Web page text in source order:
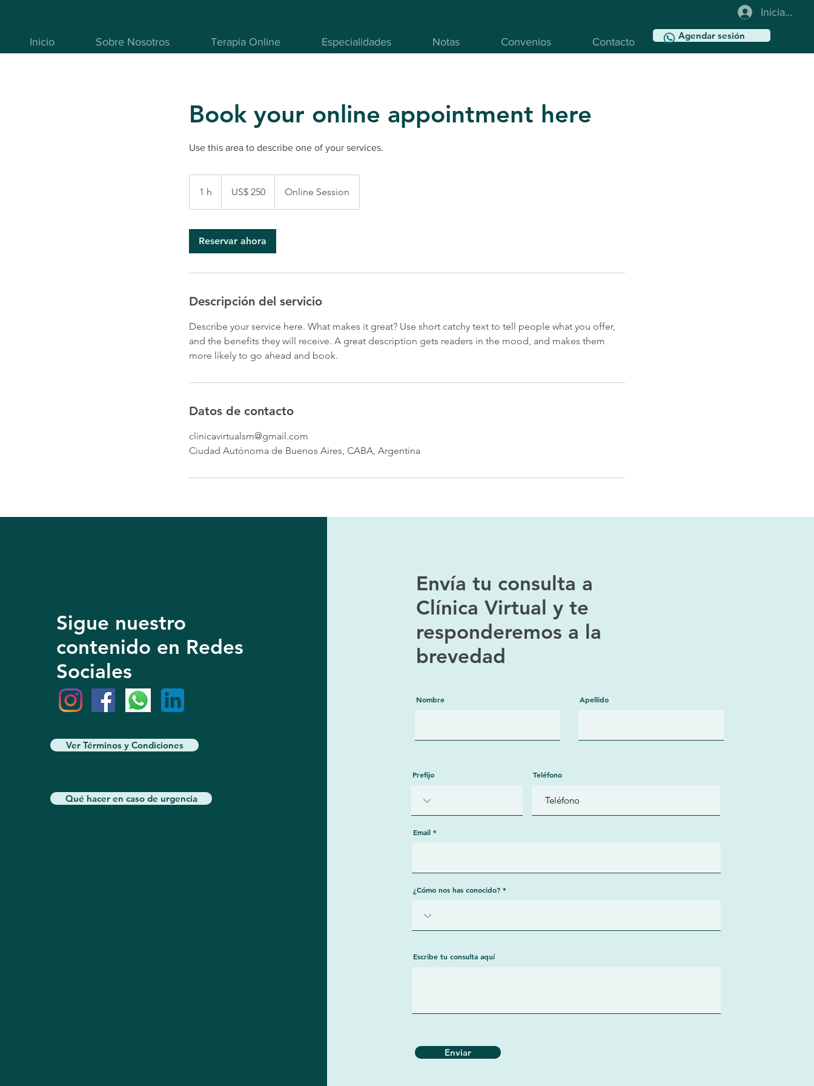
Inicio Sobre Nosotros Terapia Online Especialidades Notas Convenios Contacto
Iniciar
Agendar sesión
Book your online appointment here
Use this area to describe one of your services.
1 h
estadounidenses
US$ 250 Online Session
Reservar ahora
Descripción del servicio
Describe your service here. What makes it great? Use short catchy text to tell people what you offer,
and the benefits they will receive. A great description gets readers in the mood, and makes them
more likely to go ahead and book.
Datos de contacto
clinicavirtualsm@gmail.com
Ciudad Autónoma de Buenos Aires, CABA, Argentina
Sigue nuestro
contenido en Redes
Sociales
Ver Términos y Condiciones
Qué hacer en caso de urgencia
Envía tu consulta a
Clínica Virtual y te
responderemos a la
brevedad
Nombre Apellido
Prefijo Teléfono
Email
¿Cómo nos has conocido?
Escribe tu consulta aquí
Enviar